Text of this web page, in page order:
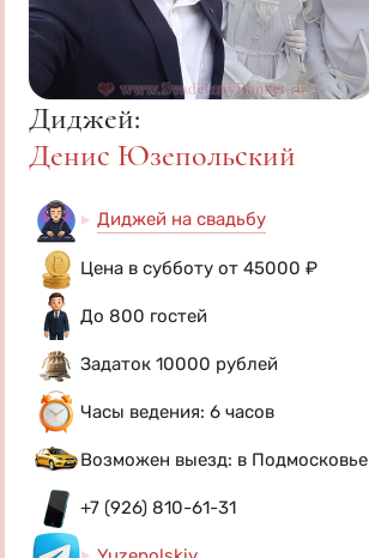
Диджей:
Денис Юзепольский
Диджей на свадьбу
Цена в субботу от 45000 ₽
До 800 гостей
Задаток 10000 рублей
Часы ведения: 6 часов
Возможен выезд: в Подмосковье
+7 (926) 810-61-31